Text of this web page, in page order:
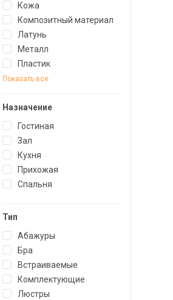
Кожа
Композитный материал
Латунь
Металл
Пластик
Показать все
Назначение
Гостиная
Зал
Кухня
Прихожая
Спальня
Тип
Абажуры
Бра
Встраиваемые
Комплектующие
Люстры